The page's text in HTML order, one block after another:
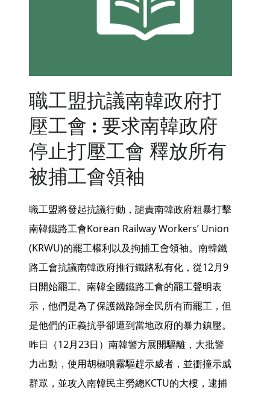
職工盟抗議南韓政府打
壓工會 : 要求南韓政府
停止打壓工會 釋放所有
被捕工會領袖
職工盟將發起抗議行動，譴責南韓政府粗暴打擊
南韓鐵路工會Korean Railway Workers’ Union
(KRWU)的罷工權利以及拘捕工會領袖。南韓鐵
路工會抗議南韓政府推行鐵路私有化，從12月9
日開始罷工。南韓全國鐵路工會的罷工聲明表
示，他們是為了保護鐵路歸全民所有而罷工，但
是他們的正義抗爭卻遭到當地政府的暴力鎮壓。
昨日（12月23日）南韓警方展開驅離，大批警
力出動，使用胡椒噴霧驅趕示威者，並衝撞示威
群眾，並攻入南韓民主勞總KCTU的大樓，逮捕